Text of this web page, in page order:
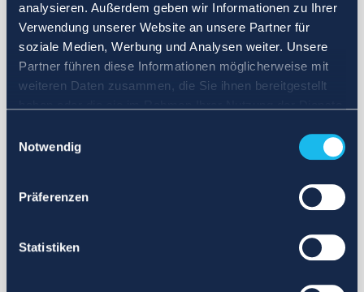
analysieren. Außerdem geben wir Informationen zu Ihrer
Verwendung unserer Website an unsere Partner für
soziale Medien, Werbung und Analysen weiter. Unsere
Partner führen diese Informationen möglicherweise mit
weiteren Daten zusammen, die Sie ihnen bereitgestellt
Notwendig
Präferenzen
Statistiken